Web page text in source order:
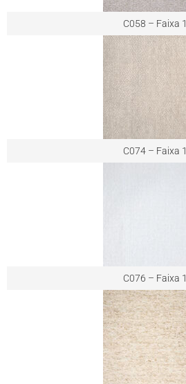
C058 – Faixa 1
C074 – Faixa 1
C076 – Faixa 1